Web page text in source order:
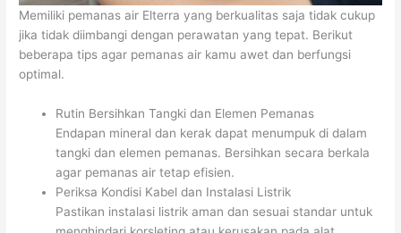
Memiliki pemanas air Elterra yang berkualitas saja tidak cukup
jika tidak diimbangi dengan perawatan yang tepat. Berikut
beberapa tips agar pemanas air kamu awet dan berfungsi
optimal.
Rutin Bersihkan Tangki dan Elemen Pemanas
Endapan mineral dan kerak dapat menumpuk di dalam
tangki dan elemen pemanas. Bersihkan secara berkala
agar pemanas air tetap efisien.
Periksa Kondisi Kabel dan Instalasi Listrik
Pastikan instalasi listrik aman dan sesuai standar untuk